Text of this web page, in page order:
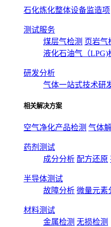
石化炼化整体设备监造项
测试服务
煤层气检测 页岩气
液化石油气（LPG)
研发分析
气体一站式技术研
相关解决方案
空气净化产品检测 气体
药剂测试
成分分析 配方还原
半导体测试
故障分析 微量元素
材料测试
金属检测 无损检测